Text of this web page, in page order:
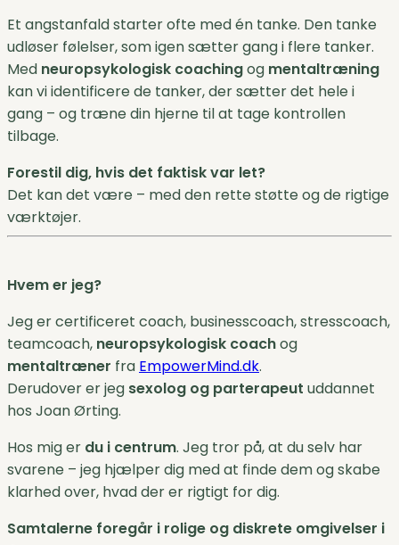
Et angstanfald starter ofte med én tanke. Den tanke
udløser følelser, som igen sætter gang i flere tanker.
Med neuropsykologisk coachingog mentaltræning
kan vi identificere de tanker, der sætter det hele i
gang – og træne din hjerne til at tage kontrollen
tilbage.
Forestil dig, hvis det faktisk var let?
Det kan det være – med den rette støtte og de rigtige
værktøjer.
Hvem er jeg?
Jeg er certificeret coach, businesscoach, stresscoach,
teamcoach, neuropsykologisk coachog
mentaltræner fra EmpowerMind.dk.
Derudover er jeg sexolog og parterapeut uddannet
hos Joan Ørting.
Hos mig er du i centrum. Jeg tror på, at du selv har
svarene – jeg hjælper dig med at finde dem og skabe
klarhed over, hvad der er rigtigt for dig.
Samtalerne foregår i rolige og diskrete omgivelser i